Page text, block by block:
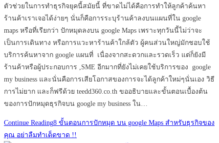
ตัวช่วยในการทำธุรกิจยุคนี้สมัยนี้ ที่ขาดไม่ได้คือการทำให้ลูกค้าค้นหา
ร้านค้าเราเจอได้ง่ายๆ นั่นก็คือการระบุร้านค้าลงบนแผนที่ใน google
maps หรือที่เรียกว่า ปักหมุดลงบน google Maps เพราะทุกวันนี้ไม่ว่าจะ
เป็นการเดินทาง หรือการแวะหาร้านค้าใกล้ตัว ผู้คนส่วนใหญ่มักชอบใช้
บริการค้นหาจาก google แผนที่ เนื่องจากสะดวกและรวดเร็ว แต่ก็ยังมี
ร้านค้าหรือผู้ประกอบการ ,SME อีกมากที่ยังไม่เคยใช้บริการของ google
my business และนั่นคือการเสียโอกาสของการจะได้ลูกค้าใหม่ๆนั่นเอง วิธี
การไม่ยาก และก็ฟรีด้วย teedd360.co.th ขออธิบายและขั้นตอนเบื้องต้น
ของการปักหมุดธุรกิจบน google my business ใน…
Continue Reading8 ขั้นตอนการปักหมุด บน google Maps สำหรับธุรกิจของ
คุณ อย่าลืมทำเด็ดขาด !!